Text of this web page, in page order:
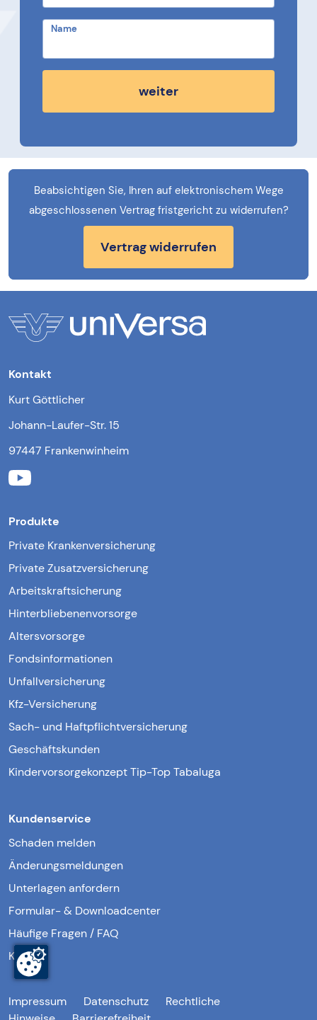
Name
weiter
Beabsichtigen Sie, Ihren auf elektronischem Wege
abgeschlossenen Vertrag fristgericht zu widerrufen?
Vertrag widerrufen
Kontakt
Kurt Göttlicher
Johann-Laufer-Str. 15
97447 Frankenwinheim
Produkte
Private Krankenversicherung
Private Zusatzversicherung
Arbeitskraftsicherung
Hinterbliebenenvorsorge
Altersvorsorge
Fondsinformationen
Unfallversicherung
Kfz-Versicherung
Sach- und Haftpflichtversicherung
Geschäftskunden
Kindervorsorgekonzept Tip-Top Tabaluga
Kundenservice
Schaden melden
Änderungsmeldungen
Unterlagen anfordern
Formular- & Downloadcenter
Häufige Fragen / FAQ
Kontakt
Impressum Datenschutz
Rechtliche